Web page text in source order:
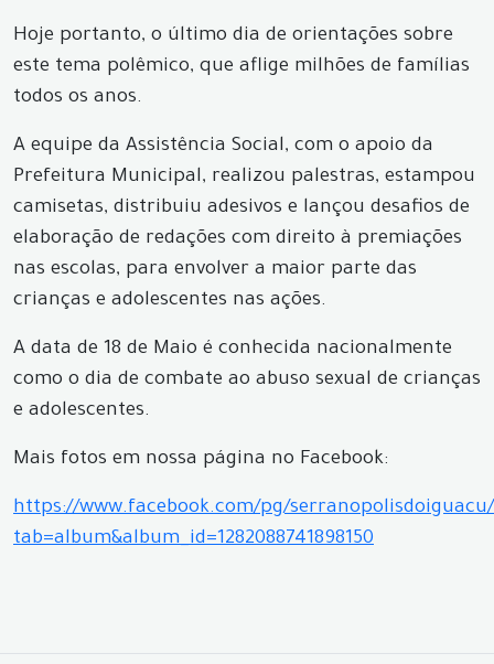
Hoje portanto, o último dia de orientações sobre
este tema polêmico, que aflige milhões de famílias
todos os anos.
A equipe da Assistência Social, com o apoio da
Prefeitura Municipal, realizou palestras, estampou
camisetas, distribuiu adesivos e lançou desafios de
elaboração de redações com direito à premiações
nas escolas, para envolver a maior parte das
crianças e adolescentes nas ações.
A data de 18 de Maio é conhecida nacionalmente
como o dia de combate ao abuso sexual de crianças
e adolescentes.
Mais fotos em nossa página no Facebook:
https://www.facebook.com/pg/
tab=album&album_id=1282088741898150